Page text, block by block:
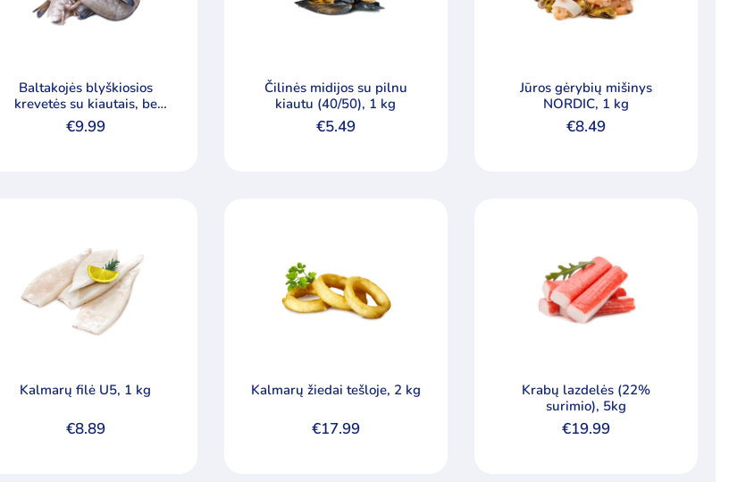
Baltakojės blyškiosios
krevetės su kiautais, be
galvų, nevirtos (16/20), 1
kg
€9.99
Čilinės midijos su pilnu
kiautu (40/50), 1 kg
€5.49
Jūros gėrybių mišinys
NORDIC, 1 kg
€8.49
Kalmarų filė U5, 1 kg
€8.89
Kalmarų žiedai tešloje, 2 kg
€17.99
Krabų lazdelės (22%
surimio), 5kg
€19.99